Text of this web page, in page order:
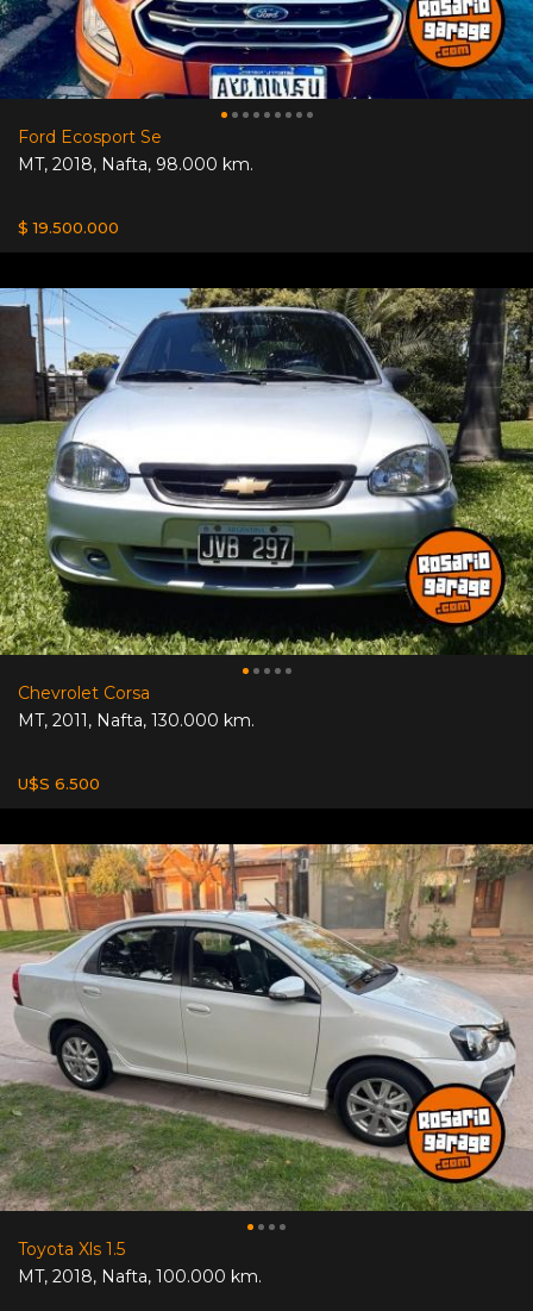
Ford Ecosport Se
MT, 2018, Nafta, 98.000 km.
$ 19.500.000
Chevrolet Corsa
MT, 2011, Nafta, 130.000 km.
U$S 6.500
Toyota Xls 1.5
MT, 2018, Nafta, 100.000 km.